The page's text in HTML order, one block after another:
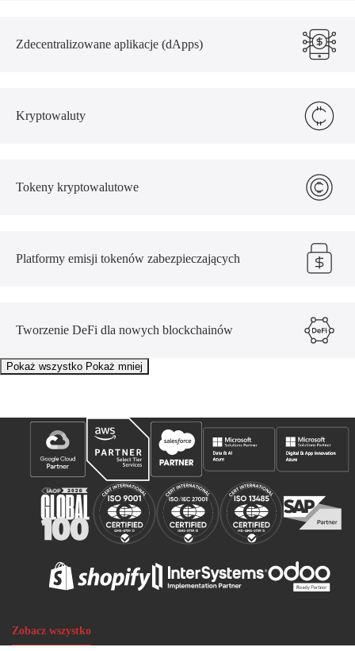
Zdecentralizowane aplikacje (dApps)
Kryptowaluty
Tokeny kryptowalutowe
Platformy emisji tokenów zabezpieczających
Tworzenie DeFi dla nowych blockchainów
Pokaż wszystko Pokaż mniej
Zobacz wszystko